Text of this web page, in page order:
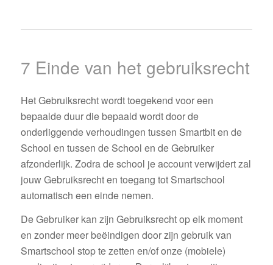
7 Einde van het gebruiksrecht
Het Gebruiksrecht wordt toegekend voor een
bepaalde duur die bepaald wordt door de
onderliggende verhoudingen tussen Smartbit en de
School en tussen de School en de Gebruiker
afzonderlijk. Zodra de school je account verwijdert zal
jouw Gebruiksrecht en toegang tot Smartschool
automatisch een einde nemen.
De Gebruiker kan zijn Gebruiksrecht op elk moment
en zonder meer beëindigen door zijn gebruik van
Smartschool stop te zetten en/of onze (mobiele)